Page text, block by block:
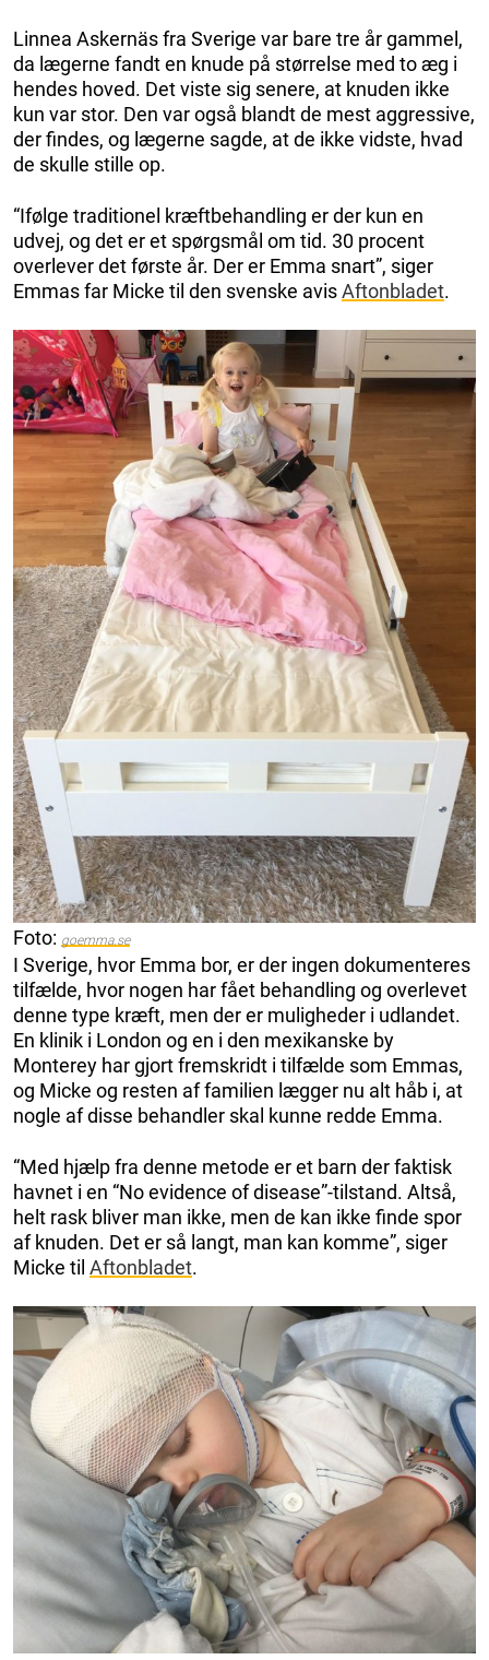
Linnea Askernäs fra Sverige var bare tre år gammel,
da lægerne fandt en knude på størrelse med to æg i
hendes hoved. Det viste sig senere, at knuden ikke
kun var stor. Den var også blandt de mest aggressive,
der findes, og lægerne sagde, at de ikke vidste, hvad
de skulle stille op.
“Ifølge traditionel kræftbehandling er der kun en
udvej, og det er et spørgsmål om tid. 30 procent
overlever det første år. Der er Emma snart”, siger
Emmas far Micke til den svenske avisAftonbladet.
Foto: goemma.se
I Sverige, hvor Emma bor, er der ingen dokumenteres
tilfælde, hvor nogen har fået behandling og overlevet
denne type kræft, men der er muligheder i udlandet.
En klinik i London og en i den mexikanske by
Monterey har gjort fremskridt i tilfælde som Emmas,
og Micke og resten af familien lægger nu alt håb i, at
nogle af disse behandler skal kunne redde Emma.
“Med hjælp fra denne metode er et barn der faktisk
havnet i en “No evidence of disease”-tilstand. Altså,
helt rask bliver man ikke, men de kan ikke finde spor
af knuden. Det er så langt, man kan komme”, siger
Micke til Aftonbladet.